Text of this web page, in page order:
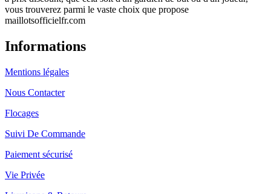
vous trouverez parmi le vaste choix que propose
maillotsofficielfr.com
Informations
Mentions légales
Nous Contacter
Flocages
Suivi De Commande
Paiement sécurisé
Vie Privée